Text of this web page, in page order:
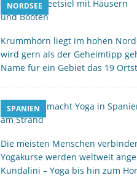
NORDSEE
Krummhörn liegt im hohen
wird gern als der Geheimtipp
Name für ein Gebiet das 19
SPANIEN
Die meisten Menschen
Yogakurse werden weltweit
Kundalini – Yoga bis hin zum